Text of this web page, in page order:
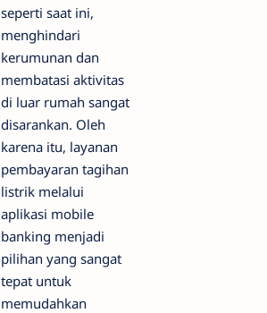
seperti saat ini,
menghindari
kerumunan dan
membatasi aktivitas
di luar rumah sangat
disarankan. Oleh
karena itu, layanan
pembayaran tagihan
listrik melalui
aplikasi mobile
banking menjadi
pilihan yang sangat
tepat untuk
memudahkan